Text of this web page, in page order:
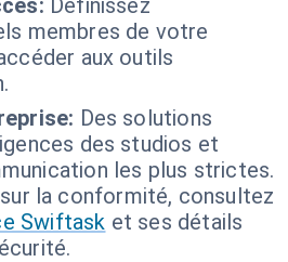
Définissez
membres de votre
aux outils
Des solutions
des studios et
les plus strictes.
la conformité, consultez
Swiftask et ses détails